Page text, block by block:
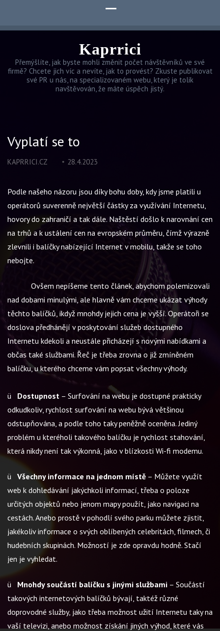
Kaprrici
Přemýšlíte, jak byste mohli změnit počet návštěvníků ve své
firmě? Chcete jich víc a nevíte, jak to provést? Zkuste publikovat
své PR u nás, na specializovaném webu, který je tolik
navštěvován, že máte úspěch jistý.
Vyplatí se to
KAPRRICI.CZ 28.4.2023
Podle našeho názoru jsou díky bohu doby, kdy jsme platili u
operátorů suverenně největší částky za využívání Internetu,
hovory do zahraničí a tak dále. Naštěstí došlo k narovnání cen
na trhů a k ustálení cen na evropském průměru, čímž výrazně
zlevnili i balíčky nabízející Internet v mobilu, takže se toho
nebojte.
Ovšem nepíšeme tento článek, abychom polemizovali
nad dobami minulými, ale hlavně vám chceme ukázat výhody
těchto balíčků, ikdyž mnohdy jejich cena je vyšší. Operátoři se
doslova předhánějí v poskytování služeb dostupného
Internetu kdekoli a neustále přicházejí s novými nabídkami a
občas také službami. Řeč je třeba zrovna o již zmíněném
balíčku, u kterého chceme vám popsat všechny výhody.
ü Dostupnost – Surfování na webu je dostupné prakticky
odkudkoliv, rychlost surfování na webu bývá většinou
odstupňována, a podle toho taky peněžně oceněna. Jediný
problém u kteréholi takového balíčku je rychlost stahování,
která nikdy není tak výkonná, jako v blízkosti Wi-fi modemu.
ü Všechny informace na jednom místě – Můžete využít
web k dohledávání jakýchkoli informací, třeba o poloze
určitých objektů nebo jenom mapy použít, jako navigaci na
cestách. Anebo prostě v pohodlí svého parku můžete zjistit,
jakékoliv informace o svých oblíbených celebritách, filmech, či
hudebních skupinách. Možností je zde opravdu hodně. Stačí
jen je vyhledat.
ü Mnohdy součástí balíčku s jinými službami – Součástí
takových internetových balíčků bývají, taktéž různé
doprovodné služby, jako třeba možnost užití Internetu taky na
vaší televizi, anebo možnost získání jiných výhod, které vás